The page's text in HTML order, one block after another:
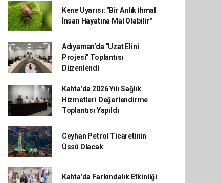
Kene Uyarısı: "Bir Anlık İhmal
İnsan Hayatına Mal Olabilir"
Adıyaman'da "Uzat Elini
Projesi" Toplantısı
Düzenlendi
Kahta’da 2026 Yılı Sağlık
Hizmetleri Değerlendirme
Toplantısı Yapıldı
Ceyhan Petrol Ticaretinin
Üssü Olacak
Kahta’da Farkındalık Etkinliği